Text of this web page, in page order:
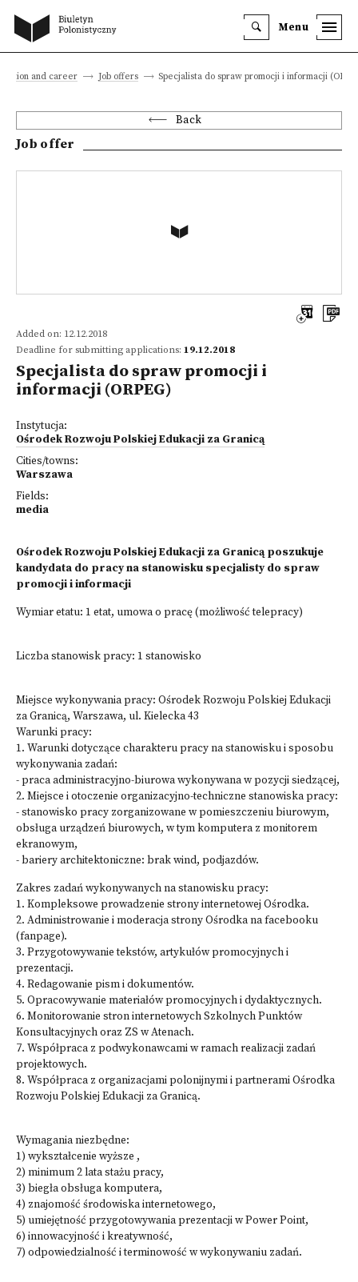
Menu
and career Job offers Specjalista do spraw promocji i informacji
Back
Job offer
Added on: 12.12.2018
Deadline for submitting applications: 19.12.2018
Specjalista do spraw promocji i
informacji (ORPEG)
Instytucja:
Ośrodek Rozwoju Polskiej Edukacji za Granicą
Cities/towns:
Warszawa
Fields:
media
Ośrodek Rozwoju Polskiej Edukacji za Granicą poszukuje
kandydata do pracy na stanowisku specjalisty do spraw
promocji i informacji
Wymiar etatu: 1 etat, umowa o pracę (możliwość telepracy)
Liczba stanowisk pracy: 1 stanowisko
Miejsce wykonywania pracy: Ośrodek Rozwoju Polskiej Edukacji
za Granicą, Warszawa, ul. Kielecka 43
Warunki pracy:
1. Warunki dotyczące charakteru pracy na stanowisku i sposobu
wykonywania zadań:
- praca administracyjno-biurowa wykonywana w pozycji siedzącej,
2. Miejsce i otoczenie organizacyjno-techniczne stanowiska pracy:
- stanowisko pracy zorganizowane w pomieszczeniu biurowym,
obsługa urządzeń biurowych, w tym komputera z monitorem
ekranowym,
- bariery architektoniczne: brak wind, podjazdów.
Zakres zadań wykonywanych na stanowisku pracy:
1. Kompleksowe prowadzenie strony internetowej Ośrodka.
2. Administrowanie i moderacja strony Ośrodka na facebooku
(fanpage).
3. Przygotowywanie tekstów, artykułów promocyjnych i
prezentacji.
4. Redagowanie pism i dokumentów.
5. Opracowywanie materiałów promocyjnych i dydaktycznych.
6. Monitorowanie stron internetowych Szkolnych Punktów
Konsultacyjnych oraz ZS w Atenach.
7. Współpraca z podwykonawcami w ramach realizacji zadań
projektowych.
8. Współpraca z organizacjami polonijnymi i partnerami Ośrodka
Rozwoju Polskiej Edukacji za Granicą.
Wymagania niezbędne:
1) wykształcenie wyższe ,
2) minimum 2 lata stażu pracy,
3) biegła obsługa komputera,
4) znajomość środowiska internetowego,
5) umiejętność przygotowywania prezentacji w Power Point,
6) innowacyjność i kreatywność,
7) odpowiedzialność i terminowość w wykonywaniu zadań.